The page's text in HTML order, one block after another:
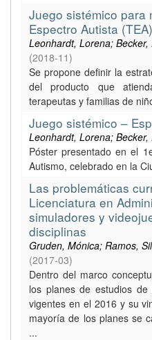
Juego sistémico para
Espectro Autista (TEA)
Leonhardt, Lorena;
(2018-11)
Se propone definir la
del producto que
terapeutas y familias de
Juego sistémico –
Leonhardt, Lorena; Becker,
Póster presentado en el
Autismo, celebrado en la
Las problemáticas
Licenciatura en
simuladores y
disciplinas
Gruden, Mónica; Ramos,
(2017-03)
Dentro del marco
los planes de estudios
vigentes en el 2016 y su
mayoría de los planes se
...